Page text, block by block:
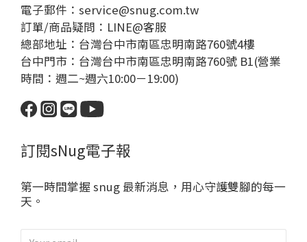
電子郵件：service@snug.com.tw
訂單/商品疑問： LINE@客服
總部地址：台灣台中市南區忠明南路760號4樓
台中門市：台灣台中市南區忠明南路760號 B1(營業
時間：週二~週六10:00－19:00)
訂閱sNug電子報
第一時間掌握 snug 最新消息，用心守護雙腳的每一
天。